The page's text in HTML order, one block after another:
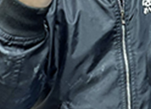
理と不用品回収の違いとは？